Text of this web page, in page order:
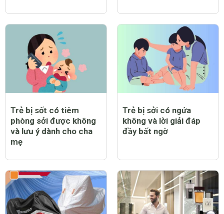
Trẻ bị sốt có tiêm
phòng sởi được không
và lưu ý dành cho cha
mẹ
Trẻ bị sởi có ngứa
không và lời giải đáp
đầy bất ngờ